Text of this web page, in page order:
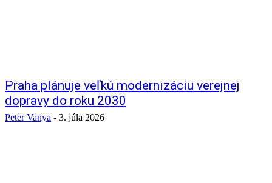
Praha plánuje veľkú modernizáciu verejnej
dopravy do roku 2030
Peter Vanya - 3. júla 2026